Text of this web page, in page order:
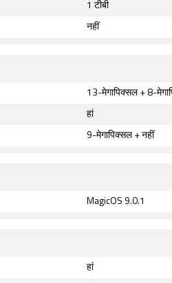
1 टीबी
नहीं
13-मेगापिक्सल + 8-
हां
9-मेगापिक्सल + नहीं
MagicOS 9.0.1
हां